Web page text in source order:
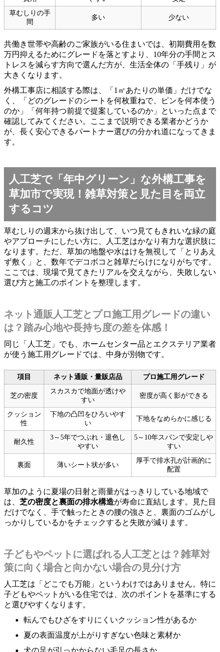
草むしりの手
間
多い 少ない
共働き世帯や高齢のご家族がいる住まいでは、初期費用を数
万円抑えるためにグレードを落とすより、10年分の手間とス
トレスを減らす方向で選んだ方が、生活全体の「手残り」が
大きくなります。
外構工事店に相談する際は、「1㎡あたりの単価」だけでな
く、「どのグレードのシートを何枚重ねで、ピンを何本使う
のか」「何年持つ前提で提案しているのか」といった点まで
確認してみてください。ここまで説明できる業者かどうか
が、長く安心できるパートナー選びの分かれ道になってきま
す。
人工芝で「年中グリーン」な外構工事を
草加市で実現！雑草対策と見た目を両立
するコツ
草むしりの週末から抜け出して、いつ見てもきれいな緑の庭
やアプローチにしたい方に、人工芝はかなり有力な選択肢に
なります。ただ、草加の地盤や水はけを無視して「とりあえ
ず敷く」と、数年でデコボコと雑草だらけになりがちです。
ここでは、現場で見てきたリアルを交えながら、失敗しない
選び方と施工のポイントを整理します。
ネット通販人工芝とプロ施工用グレードの違い
は？踏み心地や長持ち度の差を体感！
同じ「人工芝」でも、ホームセンター品とエクステリア業者
が使う施工用グレードでは、中身が別物です。
項目 ネット通販・量販店品 プロ施工用グレード
芝の密度
スカスカで地面が透けや
すい
密度が高く影ができる
クッション
性
下地の凸凹をひろいやす
い
下地をなめらかに感じる
耐久性
3～5年でつぶれ・退色し
やすい
5～10年スパンで安定しや
すい
裏面 薄いシート状が多い
厚手で排水孔が計画的に
配置
草加のように夏場の日射と雨量がはっきりしている地域で
は、 芝の密度と裏面の排水構造が寿命に直結します。見た目
だけでなく、手で触ったときの腰の強さと、裏面のゴムがし
っかりしているかをチェックすると失敗が減ります。
子どもやペットに選ばれる人工芝とは？雑草対
策に向く場合と向かない場合の見分け方
人工芝は「どこでも万能」というわけではありません。特に
子どもやペットがいる住宅では、次のポイントを基準にする
と選びやすくなります。
転んでもひざをすりにくいクッション性があるか
夏の表面温度が上がりすぎない色味と素材か
犬の足が引っかからない毛足の長さか